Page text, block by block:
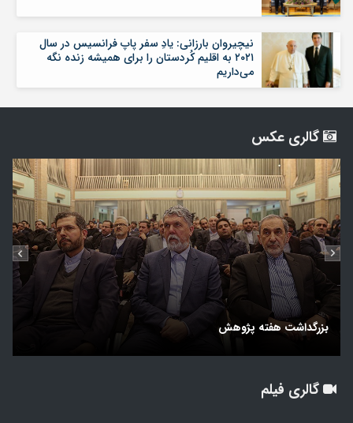
نیچیروان بارزانی: یادِ سفر پاپ فرانسیس در سال
۲۰۲۱ به اقلیم کُردستان را برای همیشه زنده نگه
می‌داریم
گالری عکس
بزرگداشت هفته پژوهش
گالری فیلم